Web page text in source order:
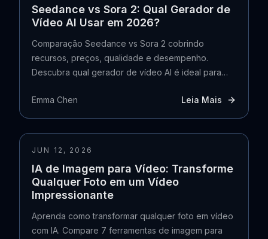
Seedance vs Sora 2: Qual Gerador de
Vídeo AI Usar em 2026?
Comparação Seedance vs Sora 2 cobrindo
recursos, preços, qualidade e desempenho.
Descubra qual gerador de vídeo AI é ideal para
Emma Chen
Leia Mais
JUN 12, 2026
IA de Imagem para Vídeo: Transforme
Qualquer Foto em um Vídeo
Impressionante
Aprenda como transformar qualquer foto em vídeo
com IA. Compare 7 ferramentas de imagem para